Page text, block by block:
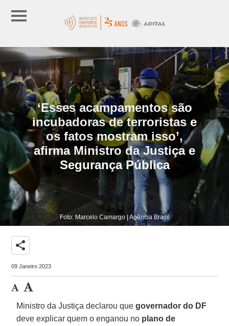
‘Esses acampamentos são
incubadoras de terroristas e
os fatos mostram isso’,
afirma Ministro da Justiça e
Segurança Pública
Foto: Marcelo Camargo | Agência Brasil
share
09 Janeiro 2023
Ministro da Justiça declarou quegovernador do DF
deve explicar quem o enganou no plano de